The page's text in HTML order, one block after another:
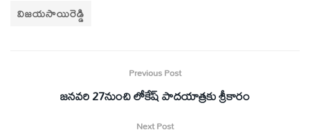
విజయసాయిరెడ్డి
Previous Post
జనవరి 27నుంచి లోకేష్‌ పాదయాత్రకు శ్రీకారం
Next Post